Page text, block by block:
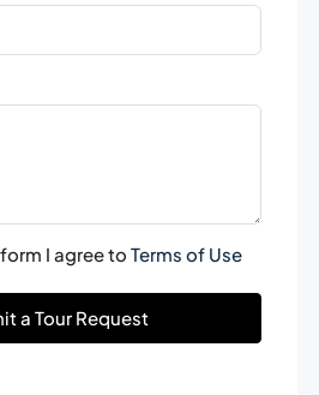
I agree to Terms of Use
a Tour Request